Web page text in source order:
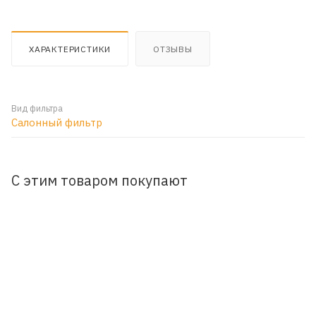
ХАРАКТЕРИСТИКИ ОТЗЫВЫ
Вид фильтра
Салонный фильтр
С этим товаром покупают